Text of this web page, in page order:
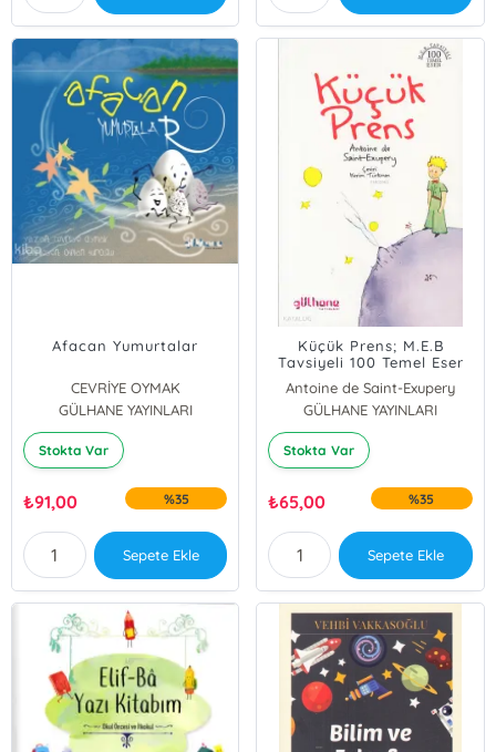
Afacan Yumurtalar
CEVRİYE OYMAK
GÜLHANE YAYINLARI
Stokta Var
₺91,00 %35
Sepete Ekle
Küçük Prens; M.E.B
Tavsiyeli 100 Temel Eser
Antoine de Saint-Exupery
GÜLHANE YAYINLARI
Stokta Var
₺65,00 %35
Sepete Ekle